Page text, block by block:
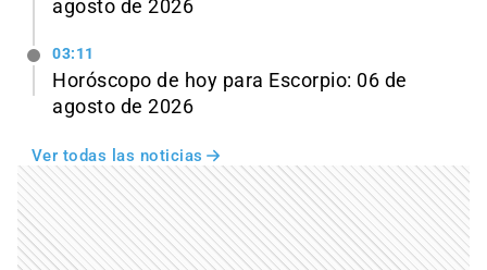
agosto de 2026
03:11
Horóscopo de hoy para Escorpio: 06 de
agosto de 2026
Ver todas las noticias